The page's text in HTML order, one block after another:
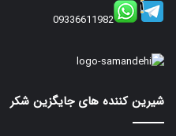
09336611982
شیرین کننده های جایگزین شکر